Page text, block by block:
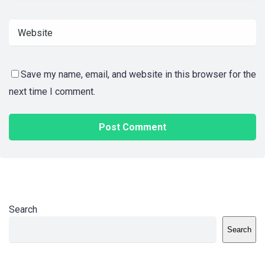
Save my name, email, and website in this browser for the
next time I comment.
Search
Search